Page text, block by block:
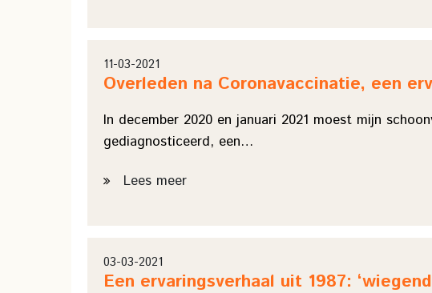
11-03-2021
Overleden na Coronavaccinatie, een
In december 2020 en januari 2021 moest mijn
gediagnosticeerd, een…
Lees meer
03-03-2021
Een ervaringsverhaal uit 1987: